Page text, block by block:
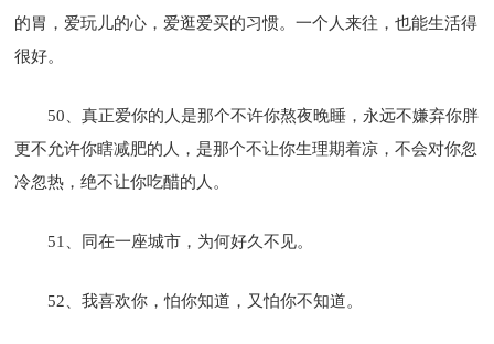
的胃，爱玩儿的心，爱逛爱买的习惯。一个人来往，也能生活得
很好。
50、真正爱你的人是那个不许你熬夜晚睡，永远不嫌弃你胖
更不允许你瞎减肥的人，是那个不让你生理期着凉，不会对你忽
冷忽热，绝不让你吃醋的人。
51、同在一座城市，为何好久不见。
52、我喜欢你，怕你知道，又怕你不知道。